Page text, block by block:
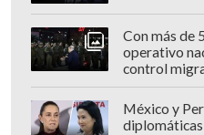
Con más de
operativo
control
México y
diplomáticas